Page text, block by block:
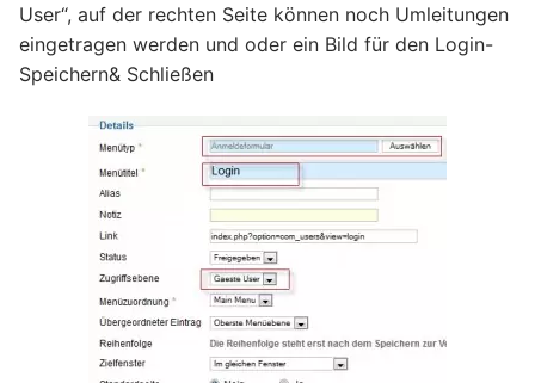
User“, auf der rechten Seite können noch Umleitungen
eingetragen werden und oder ein Bild für den Login-
Speichern& Schließen